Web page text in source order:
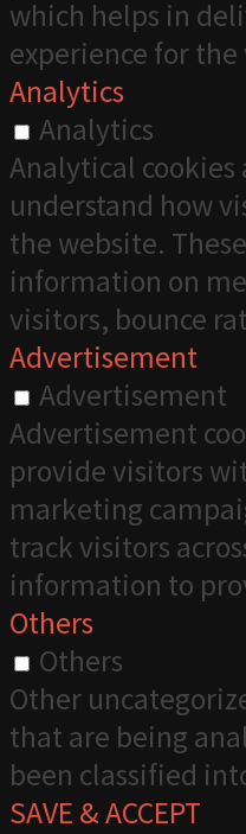
which helps in
experience for the
Analytics
Analytics
Analytical cookies
understand how
the website.
information on
visitors, bounce
Advertisement
Advertisement
Advertisement
provide visitors
marketing
track visitors
information to
Others
Others
Other
that are being
been classified
SAVE & ACCEPT